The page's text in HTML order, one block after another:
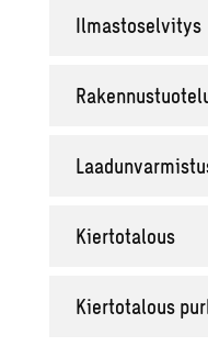
Il­mas­to­sel­vi­tys
Kier­to­ta­lous
Kier­to­ta­lous